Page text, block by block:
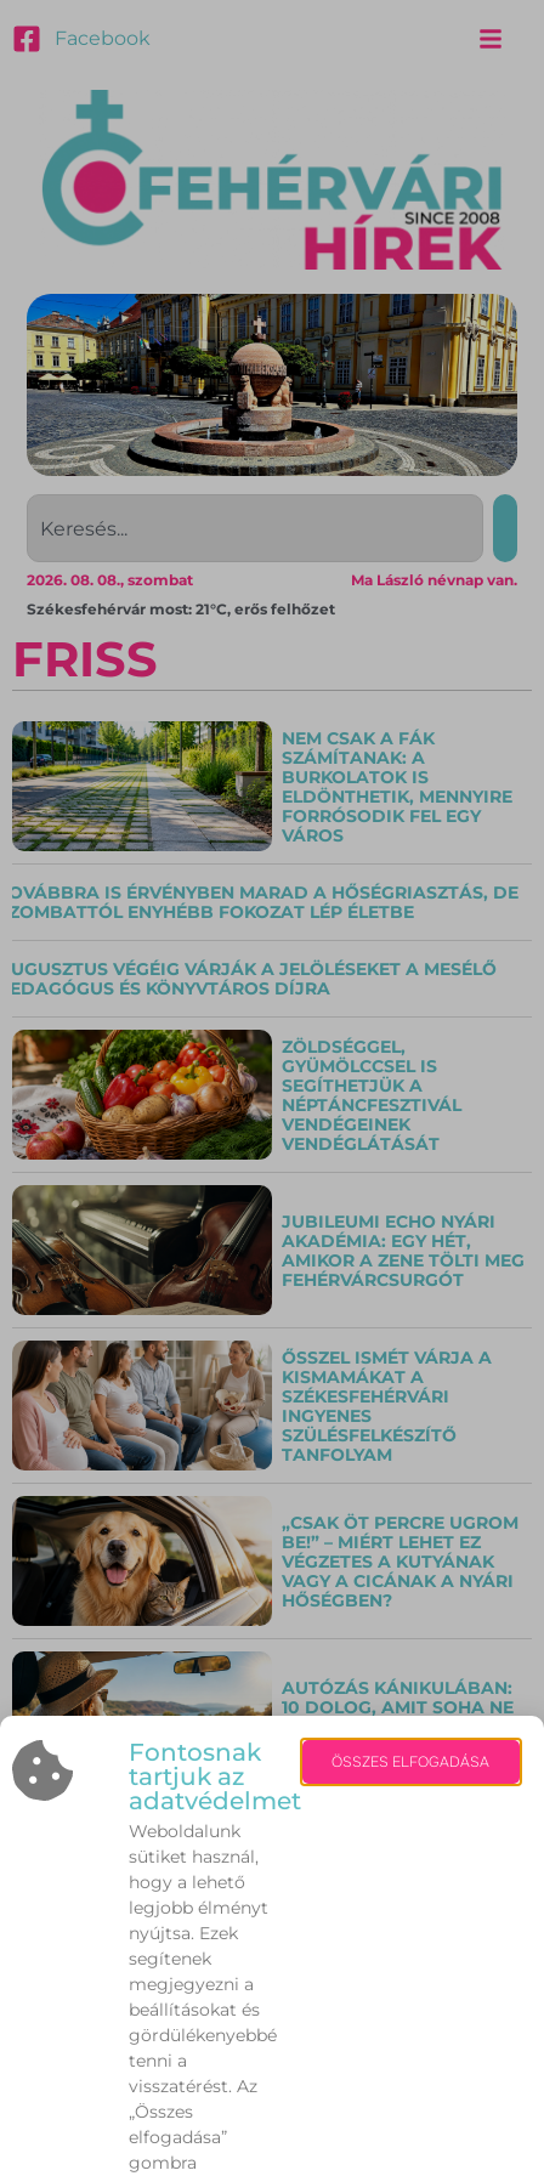
Facebook
Ma László névnap van.
2026. 08. 08., szombat
Székesfehérvár most: 21°C, erős felhőzet
FRISS
NEM CSAK A FÁK
SZÁMÍTANAK: A
BURKOLATOK IS
ELDÖNTHETIK, MENNYIRE
FORRÓSODIK FEL EGY
VÁROS
IS ÉRVÉNYBEN MARAD A HŐSÉGRIASZTÁS, DE
ENYHÉBB FOKOZAT LÉP ÉLETBE
VÉGÉIG VÁRJÁK A JELÖLÉSEKET A MESÉLŐ
ÉS KÖNYVTÁROS DÍJRA
ZÖLDSÉGGEL,
GYÜMÖLCCSEL IS
SEGÍTHETJÜK A
NÉPTÁNCFESZTIVÁL
VENDÉGEINEK
VENDÉGLÁTÁSÁT
JUBILEUMI ECHO NYÁRI
AKADÉMIA: EGY HÉT,
AMIKOR A ZENE TÖLTI MEG
FEHÉRVÁRCSURGÓT
ŐSSZEL ISMÉT VÁRJA A
KISMAMÁKAT A
SZÉKESFEHÉRVÁRI
INGYENES
SZÜLÉSFELKÉSZÍTŐ
TANFOLYAM
„CSAK ÖT PERCRE UGROM
BE!” – MIÉRT LEHET EZ
VÉGZETES A KUTYÁNAK
VAGY A CICÁNAK A NYÁRI
HŐSÉGBEN?
AUTÓZÁS KÁNIKULÁBAN:
10 DOLOG, AMIT SOHA NE
NAGY HŐSÉGBEN!
Elöző
1
Fontosnak
tartjuk az
adatvédelmet
Weboldalunk
sütiket használ,
hogy a lehető
legjobb élményt
nyújtsa. Ezek
segítenek
megjegyezni a
beállításokat és
gördülékenyebbé
tenni a
visszatérést. Az
„Összes
elfogadása”
gombra
ÖSSZES ELFOGADÁSA